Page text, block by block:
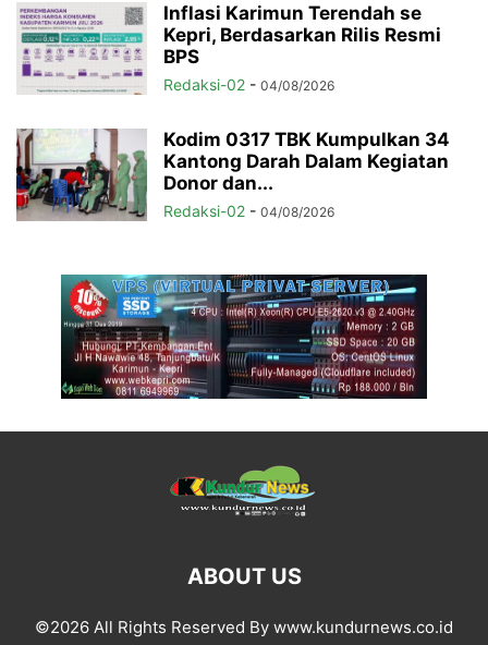
Inflasi Karimun Terendah se
Kepri, Berdasarkan Rilis Resmi
BPS
Redaksi-02 - 04/08/2026
Kodim 0317 TBK Kumpulkan 34
Kantong Darah Dalam Kegiatan
Donor dan...
Redaksi-02 - 04/08/2026
ABOUT US
©2026 All Rights Reserved By www.kundurnews.co.id